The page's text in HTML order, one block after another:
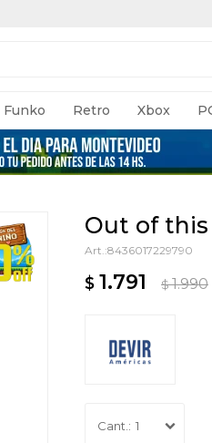
Funko Retro Xbox
Out of
8436017229790
$ 1.791 $ 1.990
1